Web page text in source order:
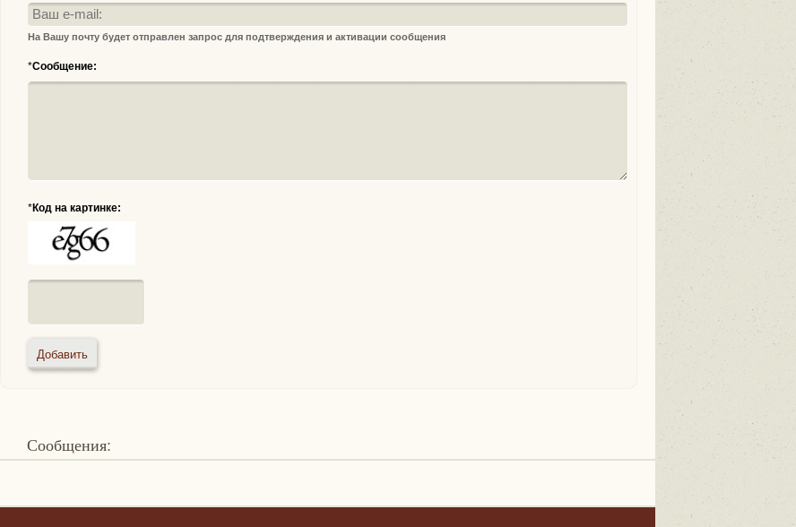
На Вашу почту будет отправлен запрос для подтверждения и активации сообщения
*Сообщение:
*Код на картинке:
Сообщения: